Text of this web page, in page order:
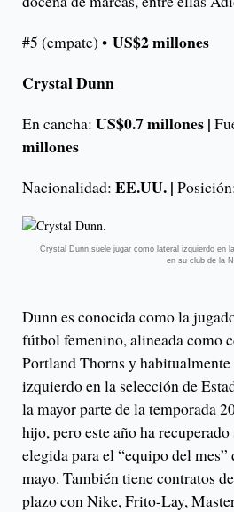
#5 (empate) • US$2 millones
Crystal Dunn
En cancha: US$0.7 millones |
millones
Nacionalidad: EE.UU. |
Crystal Dunn suele jugar como lateral izquierdo en
en su club de la
Dunn es conocida como la
fútbol femenino, alineada como
Portland Thorns y
izquierdo en la selección de
la mayor parte de la temporada
hijo, pero este año ha
elegida para el “equipo del
mayo. También tiene contratos
plazo con Nike, Frito-Lay,